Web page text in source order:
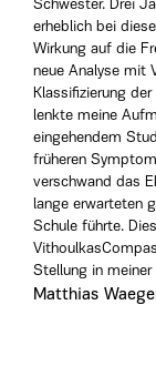
Schwester. Drei
erheblich bei
Wirkung auf die
neue Analyse mit
Klassifizierung
lenkte meine
eingehendem
früheren
verschwand das
lange erwarteten
Schule führte.
Stellung in
Matthias